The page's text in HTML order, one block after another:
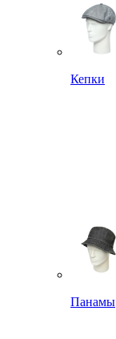
Кепки
Панамы